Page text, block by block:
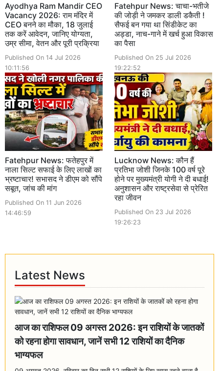
Ayodhya Ram Mandir CEO
Vacancy 2026: राम मंदिर में
CEO बनने का मौका, 18 जुलाई
तक करें आवेदन, जानिए योग्यता,
उम्र सीमा, वेतन और पूरी प्रक्रिया
Published On 14 Jul 2026
10:11:56
Fatehpur News: चाचा-भतीजे
की जोड़ी ने जमकर डाली डकैती !
सैफई बन गया था सिंडीकेट का
अड्डा, नाच-गाने में खर्च हुआ विकास
का पैसा
Published On 25 Jul 2026
19:22:52
Fatehpur News: फतेहपुर में
नाला सिल्ट सफाई के लिए लाखों का
भ्रष्टाचार! सभासद ने डीएम को सौंपे
सबूत, जांच की मांग
Published On 11 Jun 2026
14:46:59
Lucknow News: कौन हैं
प्रतिभा जोशी जिनके 100 वर्ष पूरे
होने पर मुख्यमंत्री योगी ने दी बधाई!
अनुशासन और राष्ट्रसेवा से प्रेरित
रहा जीवन
Published On 23 Jul 2026
19:26:23
Latest News
आज का राशिफल 09 अगस्त 2026: इन राशियों के जातकों
को रहना होगा सावधान, जानें सभी 12 राशियों का दैनिक
भाग्यफल